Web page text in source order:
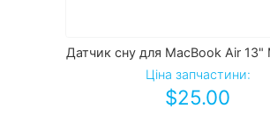
Датчик сну для MacBook Air 13"
Ціна запчастини:
$25.00